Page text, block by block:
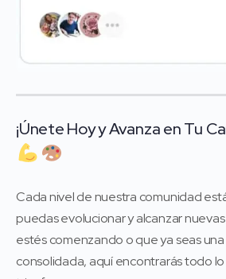
¡Únete Hoy y Avanza en Tu
Cada nivel de nuestra comunidad
puedas evolucionar y alcanzar
estés comenzando o que ya seas
consolidada, aquí encontrarás todo